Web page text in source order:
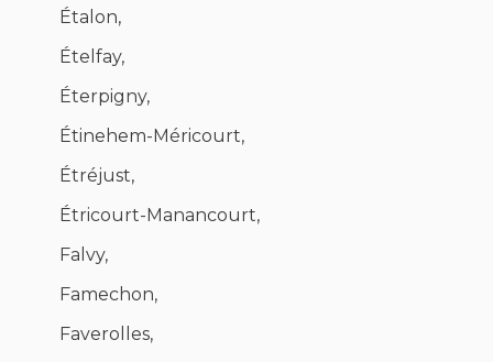
Étalon,
Ételfay,
Éterpigny,
Étinehem-Méricourt,
Étréjust,
Étricourt-Manancourt,
Falvy,
Famechon,
Faverolles,